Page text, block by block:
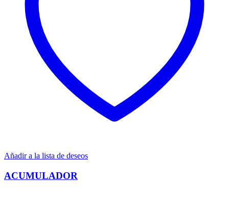
Añadir a la lista de deseos
ACUMULADOR